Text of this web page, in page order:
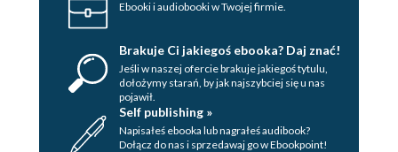
Ebooki i audiobooki w Twojej firmie.
Brakuje Ci jakiegoś ebooka? Daj znać!
Jeśli w naszej ofercie brakuje jakiegoś tytulu,
dołożymy starań, by jak najszybciej się u nas
pojawił.
Self publishing »
Napisałeś ebooka lub nagrałeś audibook?
Dołącz do nas i sprzedawaj go w Ebookpoint!